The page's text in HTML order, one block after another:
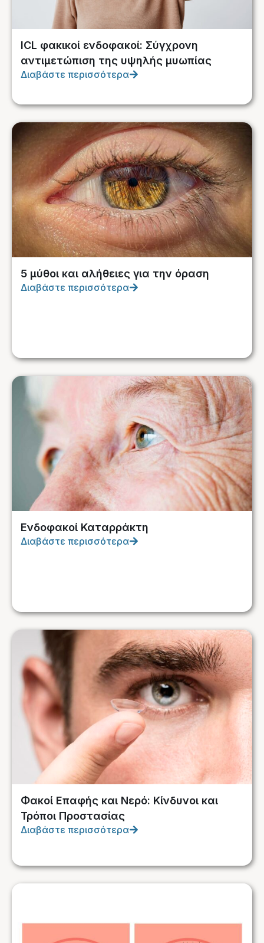
ICL φακικοί ενδοφακοί: Σύγχρονη
αντιμετώπιση της υψηλής μυωπίας
Διαβάστε περισσότερα
5 μύθοι και αλήθειες για την όραση
Διαβάστε περισσότερα
Ενδοφακοί Καταρράκτη
Διαβάστε περισσότερα
Φακοί Επαφής και Νερό: Κίνδυνοι και
Τρόποι Προστασίας
Διαβάστε περισσότερα